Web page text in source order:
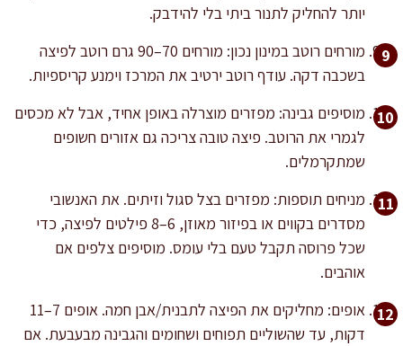
יותר להחליק לתנור ביתי בלי להידבק.
מורחים רוטב במינון נכון: מורחים 70–90 גרם רוטב לפיצה
בשכבה דקה. עודף רוטב ירטיב את המרכז וימנע קריספיות.
מוסיפים גבינה: מפזרים מוצרלה באופן אחיד, אבל לא מכסים
לגמרי את הרוטב. פיצה טובה צריכה גם אזורים חשופים
שמתקרמלים.
מניחים תוספות: מפזרים בצל סגול וזיתים. את האנשובי
מסדרים בקווים או בפיזור מאוזן, 6–8 פילטים לפיצה, כדי
שכל פרוסה תקבל טעם בלי עומס. מוסיפים צלפים אם
אוהבים.
אופים: מחליקים את הפיצה לתבנית/אבן חמה. אופים 7–11
דקות, עד שהשוליים תפוחים ושחומים והגבינה מבעבעת. אם